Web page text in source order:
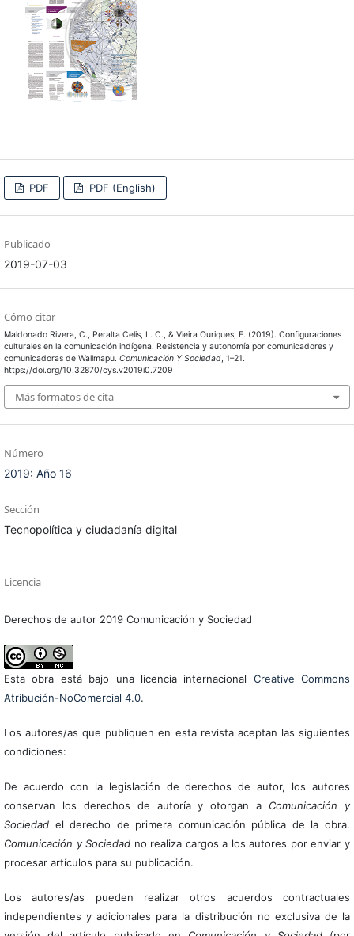
PDF PDF (English)
Publicado
2019-07-03
Cómo citar
Maldonado Rivera, C., Peralta Celis, L. C., & Vieira Ouriques, E. (2019). Configuraciones
culturales en la comunicación indígena. Resistencia y autonomía por comunicadores y
comunicadoras de Wallmapu. Comunicación Y Sociedad, 1–21.
https://doi.org/10.32870/cys.v2019i0.7209
Más formatos de cita
Número
2019: Año 16
Sección
Tecnopolítica y ciudadanía digital
Licencia
Derechos de autor 2019 Comunicación y Sociedad
Esta obra está bajo una licencia internacional Creative Commons
Atribución-NoComercial 4.0.
Los autores/as que publiquen en esta revista aceptan las siguientes
condiciones:
De acuerdo con la legislación de derechos de autor, los autores
conservan los derechos de autoría y otorgan a Comunicación y
Sociedadel derecho de primera comunicación pública de la obra.
Comunicación y Sociedad no realiza cargos a los autores por enviar y
procesar artículos para su publicación.
Los autores/as pueden realizar otros acuerdos contractuales
independientes y adicionales para la distribución no exclusiva de la